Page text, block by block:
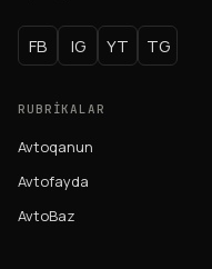
FB IG YT TG
RUBRIKALAR
Avtoqanun
Avtofayda
AvtoBaz